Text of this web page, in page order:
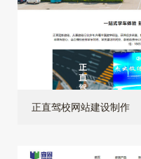
正直驾校网站建设制作